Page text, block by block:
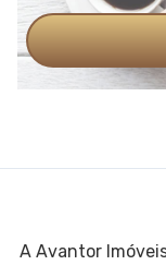
A Avantor